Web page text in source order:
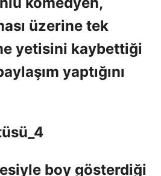
üzerine tek
yetisini kaybettiği
yaptığını
boy gösterdiği